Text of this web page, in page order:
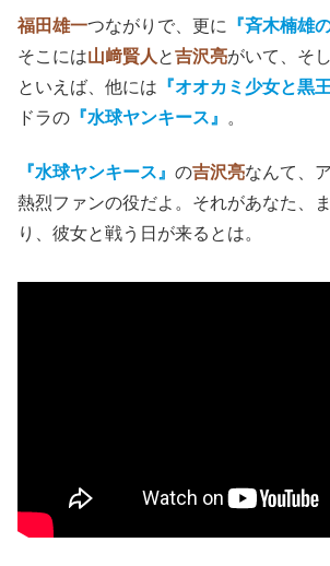
福田雄一つながりで、更に 『斉木楠雄
そこには山﨑賢人 と吉沢亮がいて、そ
といえば、他には 『オオカミ少女と黒王
ドラの 『水球ヤンキース』 。
『水球ヤンキース』 の吉沢亮なんて、
熱烈ファンの役だよ。それがあなた、
り、彼女と戦う日が来るとは。